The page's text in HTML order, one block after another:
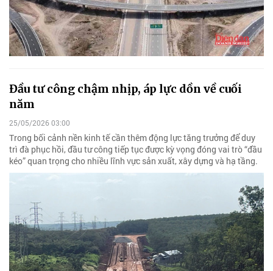
Đầu tư công chậm nhịp, áp lực dồn về cuối
năm
25/05/2026 03:00
Trong bối cảnh nền kinh tế cần thêm động lực tăng trưởng để duy
trì đà phục hồi, đầu tư công tiếp tục được kỳ vọng đóng vai trò “đầu
kéo” quan trọng cho nhiều lĩnh vực sản xuất, xây dựng và hạ tầng.